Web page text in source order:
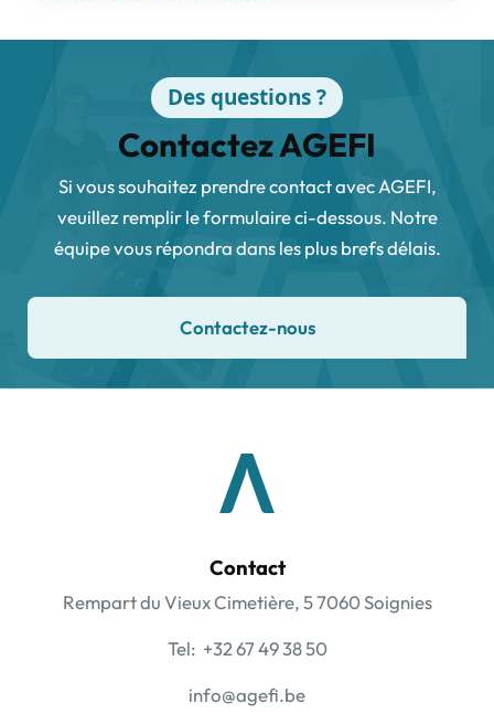
Bien plus qu’une fiduciaire, un partenaire de gestion
Des questions ?
Contactez AGEFI
Si vous souhaitez prendre contact avec AGEFI,
veuillez remplir le formulaire ci-dessous. Notre
équipe vous répondra dans les plus brefs délais.
Contactez-nous
Contact
Rempart du Vieux Cimetière, 5 7060 Soignies
Tel: +32 67 49 38 50
info@agefi.be